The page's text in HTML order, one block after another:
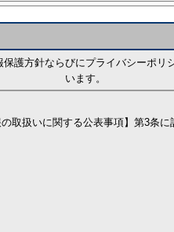
護方針ならびにプライバシーポリ
います。